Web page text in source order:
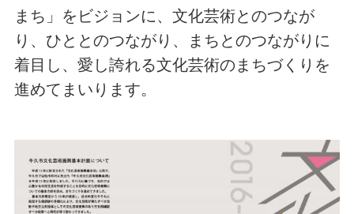
まち」をビジョンに、文化芸術とのつなが
り、ひととのつながり、まちとのつながりに
着目し、愛し誇れる文化芸術のまちづくりを
進めてまいります。